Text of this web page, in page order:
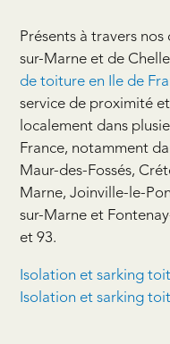
Présents à travers
sur-Marne et de
de toiture en Ile de
service de proximité
localement dans
France, notamment
Maur-des-Fossés,
Marne, Joinville-le-
sur-Marne et
et 93.
Isolation et sarking
Isolation et sarking